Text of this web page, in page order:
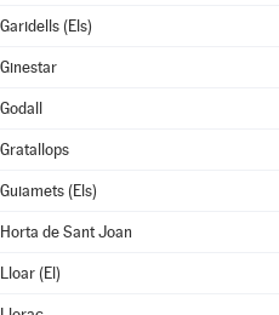
Garidells (Els)
Ginestar
Godall
Gratallops
Guiamets (Els)
Horta de Sant Joan
Lloar (El)